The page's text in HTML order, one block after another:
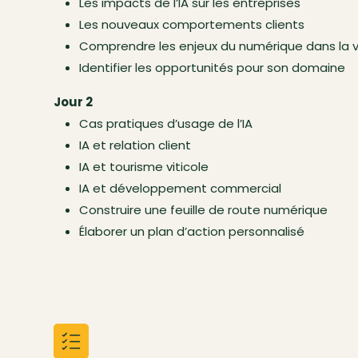
Les nouveaux comportements clients
Comprendre les enjeux du numérique dans la
Identifier les opportunités pour son domaine
Jour 2
Cas pratiques d’usage de l’IA
IA et relation client
IA et tourisme viticole
IA et développement commercial
Construire une feuille de route numérique
Élaborer un plan d’action personnalisé